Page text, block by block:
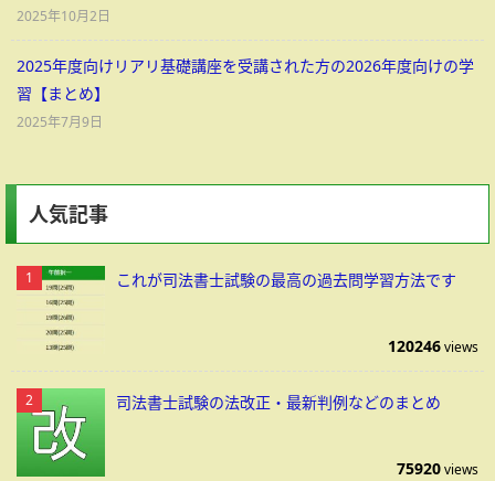
2025年10月2日
2025年度向けリアリ基礎講座を受講された方の2026年度向けの学
習【まとめ】
2025年7月9日
人気記事
これが司法書士試験の最高の過去問学習方法です
120246views
司法書士試験の法改正・最新判例などのまとめ
75920views